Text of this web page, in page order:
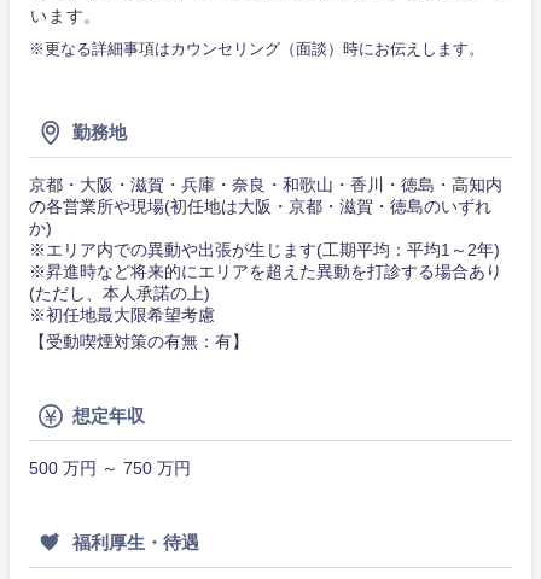
います。
※更なる詳細事項はカウンセリング（面談）時にお伝えします。
勤務地
京都・大阪・滋賀・兵庫・奈良・和歌山・香川・徳島・高知内
の各営業所や現場(初任地は大阪・京都・滋賀・徳島のいずれ
か)
※エリア内での異動や出張が生じます(工期平均：平均1～2年)
※昇進時など将来的にエリアを超えた異動を打診する場合あり
(ただし、本人承諾の上)
※初任地最大限希望考慮
【受動喫煙対策の有無：有】
想定年収
500 万円 ～ 750 万円
福利厚生・待遇
東海地方